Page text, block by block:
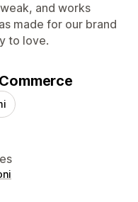
and works
made for our brand
to love.